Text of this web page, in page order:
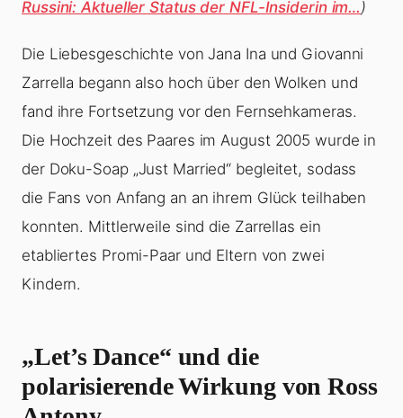
Russini: Aktueller Status der NFL-Insiderin im…)
Die Liebesgeschichte von Jana Ina und Giovanni
Zarrella begann also hoch über den Wolken und
fand ihre Fortsetzung vor den Fernsehkameras.
Die Hochzeit des Paares im August 2005 wurde in
der Doku-Soap „Just Married“ begleitet, sodass
die Fans von Anfang an an ihrem Glück teilhaben
konnten. Mittlerweile sind die Zarrellas ein
etabliertes Promi-Paar und Eltern von zwei
Kindern.
„Let’s Dance“ und die
polarisierende Wirkung von Ross